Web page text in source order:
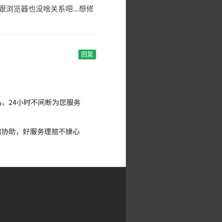
浏览器也没啥关系吧...想修
回复